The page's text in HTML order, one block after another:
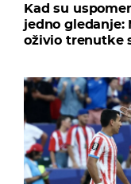
Kad su
jedno gledanje:
oživio trenutke